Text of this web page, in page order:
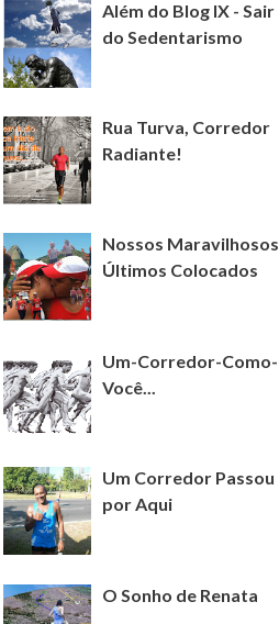
Além do Blog IX - Sair
do Sedentarismo
Rua Turva, Corredor
Radiante!
Nossos Maravilhosos
Últimos Colocados
Um-Corredor-Como-
Você...
Um Corredor Passou
por Aqui
O Sonho de Renata